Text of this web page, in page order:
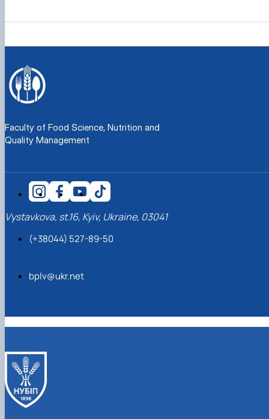
Faculty of Food Science, Nutrition and
Quality Management
Vystavkova, st.16, Kyiv, Ukraine, 03041
(+38044) 527-89-50
bplv@ukr.net